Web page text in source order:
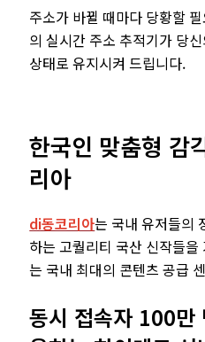
주소가 바뀔 때마다 당황할
의 실시간 주소 추적기가 당
상태로 유지시켜 드립니다.
한국인 맞춤형 감
리아
di동코리아는 국내 유저들의
하는 고퀄리티 국산 신작들
는 국내 최대의 콘텐츠 공급
동시 접속자 100만